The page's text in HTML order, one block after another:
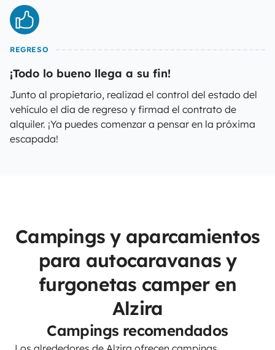
REGRESO
¡Todo lo bueno llega a su fin!
Junto al propietario, realizad el control del estado del
vehículo el día de regreso y firmad el contrato de
alquiler. ¡Ya puedes comenzar a pensar en la próxima
escapada!
Campings y aparcamientos
para autocaravanas y
furgonetas camper en
Alzira
Campings recomendados